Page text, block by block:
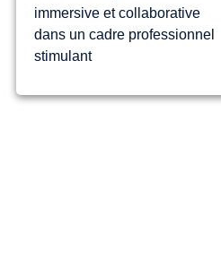
immersive et collaborative
dans un cadre professionnel
stimulant